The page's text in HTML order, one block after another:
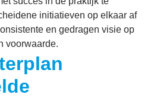
initiatieven op elkaar af
en gedragen visie op
voorwaarde.